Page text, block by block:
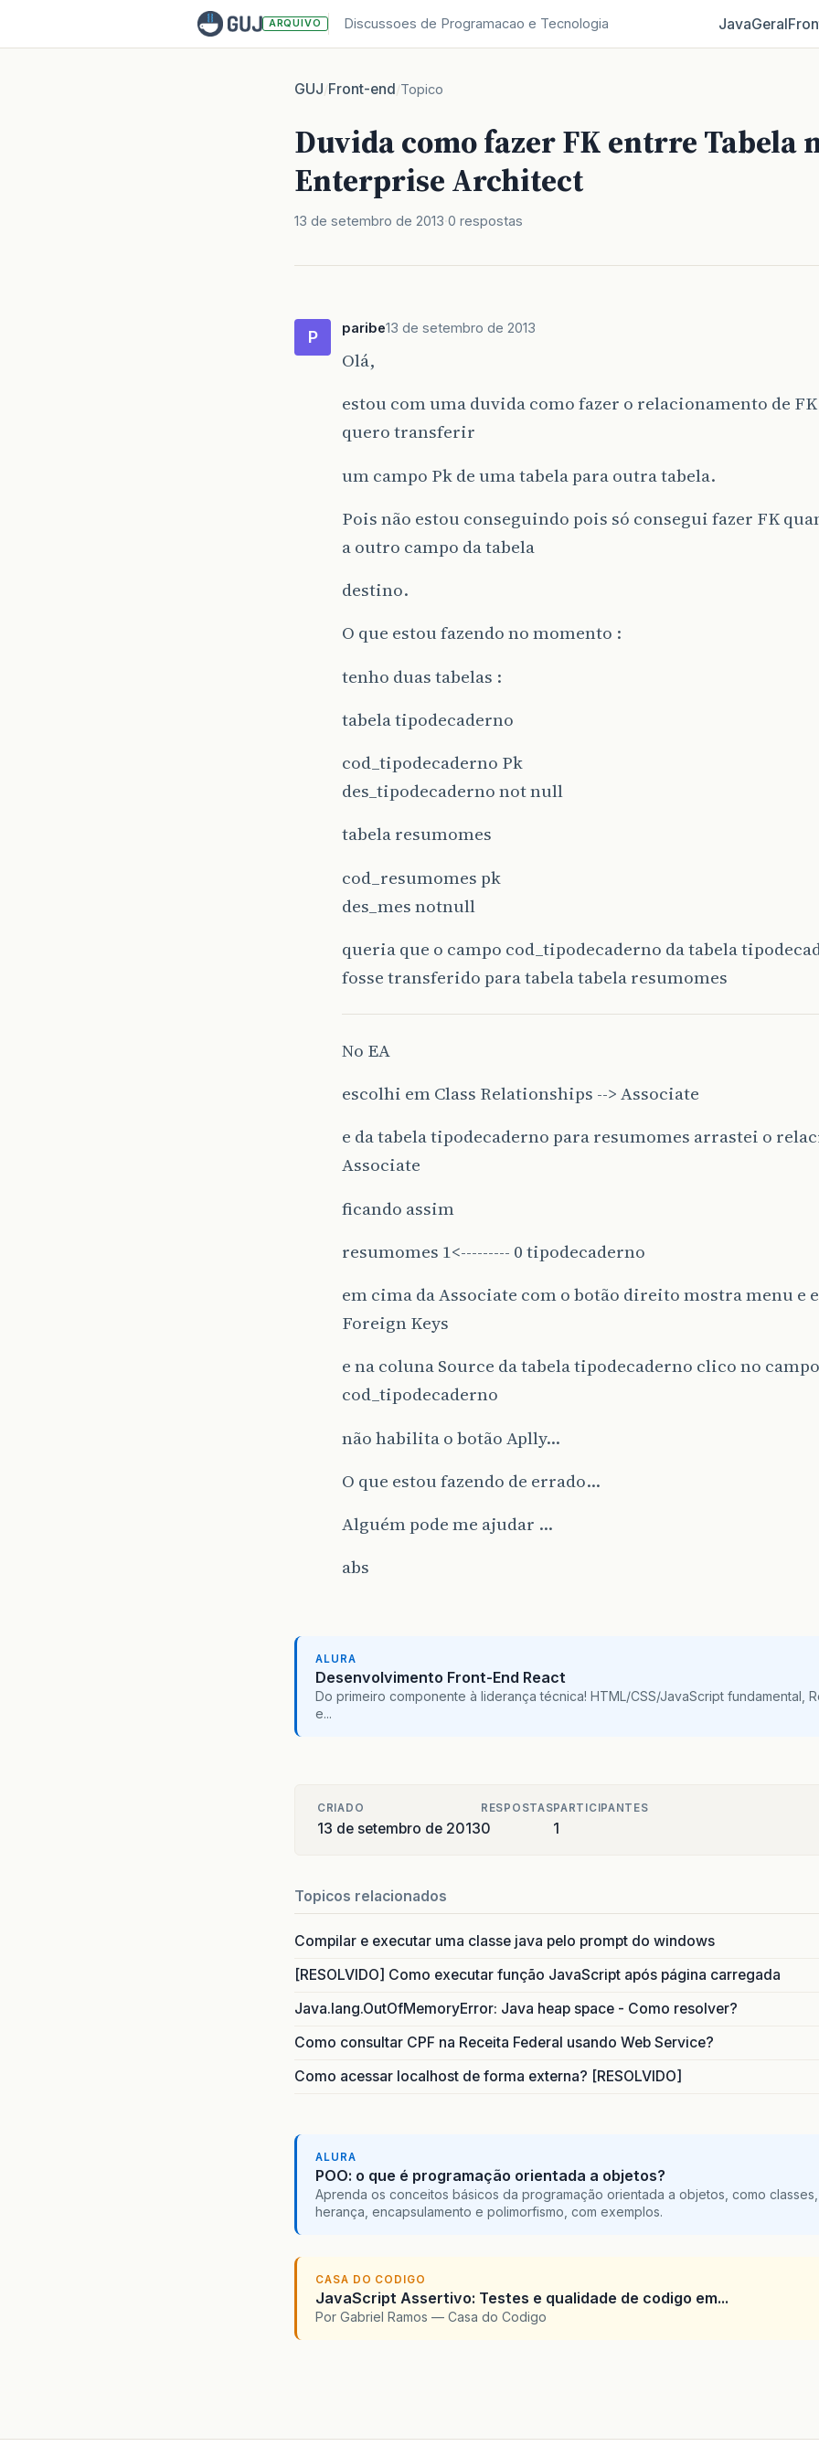
ARQUIVO Discussoes de Programacao e Tecnologia JavaGeral
GUJ/Front-end/Topico
Duvida como fazer FK entrre Tabela
Enterprise Architect
13 de setembro de 2013 0 respostas
P paribe13 de setembro de 2013
Olá,
estou com uma duvida como fazer o relacionamento de FK
quero transferir
um campo Pk de uma tabela para outra tabela.
Pois não estou conseguindo pois só consegui fazer FK
a outro campo da tabela
destino.
O que estou fazendo no momento :
tenho duas tabelas :
tabela tipodecaderno
cod_tipodecaderno Pk
des_tipodecaderno not null
tabela resumomes
cod_resumomes pk
des_mes notnull
queria que o campo cod_tipodecaderno da tabela
fosse transferido para tabela tabela resumomes
No EA
escolhi em Class Relationships --> Associate
e da tabela tipodecaderno para resumomes arrastei o
Associate
ficando assim
resumomes 1<--------- 0 tipodecaderno
em cima da Associate com o botão direito mostra menu e
Foreign Keys
e na coluna Source da tabela tipodecaderno clico no campo
cod_tipodecaderno
não habilita o botão Aplly…
O que estou fazendo de errado…
Alguém pode me ajudar …
abs
ALURA
Desenvolvimento Front-End React
Do primeiro componente à liderança técnica! HTML/CSS/JavaScript fundamental,
e...
CRIADO
13 de setembro de 2013
RESPOSTAS
0
PARTICIPANTES
1
Topicos relacionados
Compilar e executar uma classe java pelo prompt do windows
[RESOLVIDO] Como executar função JavaScript após página carregada
Java.lang.OutOfMemoryError: Java heap space - Como resolver?
Como consultar CPF na Receita Federal usando Web Service?
Como acessar localhost de forma externa? [RESOLVIDO]
ALURA
POO: o que é programação orientada a objetos?
Aprenda os conceitos básicos da programação orientada a objetos, como classes,
herança, encapsulamento e polimorfismo, com exemplos.
CASA DO CODIGO
JavaScript Assertivo: Testes e qualidade de codigo em...
Por Gabriel Ramos — Casa do Codigo